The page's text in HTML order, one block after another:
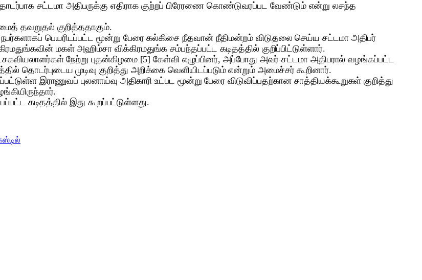
சட்டமா அதிபருக்கு எதிராக குற்றப் பிரேரணை கொண்டுவரப்பட வேண்டும் என்று லசந்த
தவறுதல் குறித்ததாகும்.
பெயரிடப்பட்ட மூன்று பேரை கல்கிசை நீதவான் நீதிமன்றம் விடுதலை செய்ய சட்டமா அதிபர்
மகள் அஹிம்சா விக்கிரமதுங்க சம்பந்தப்பட்ட கடிதத்தில் குறிப்பிட்டுள்ளார்.
நேற்று புதன்கிழமை [5] கேள்வி எழுப்பினர், அப்போது அவர் சட்டமா அதிபரால் வழங்கப்பட்ட
தொடர்புடைய முடிவு குறித்து அறிக்கை வெளியிடப்படும் என்றும் அமைச்சர் கூறினார்.
இராணுவப் புலனாய்வு அதிகாரி உட்பட மூன்று பேரை விடுவிப்பதற்கான சாத்தியக்கூறுகள் குறித்து
கடிதத்தில் இது கூறப்பட்டுள்ளது.